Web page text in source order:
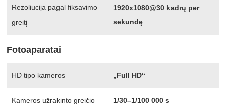
Rezoliucija pagal fiksavimo
greitį
1920x1080@30 kadrų per
sekundę
Fotoaparatai
HD tipo kameros „Full HD“
Kameros užrakinto greičio 1/30–1/100 000 s